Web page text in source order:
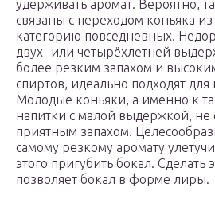
удерживать аромат. Вероятно,
связаны с переходом коньяка
категорию повседневных.
двух- или четырёхлетней
более резким запахом и
спиртов, идеально подходят для
Молодые коньяки, а именно к
напитки с малой выдержкой, не
приятным запахом.
самому резкому аромату
этого пригубить бокал. Сделать
позволяет бокал в форме лиры.